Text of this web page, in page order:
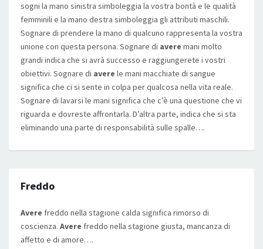
sogni la mano sinistra simboleggia la vostra bontà e le qualità
femminili e la mano destra simboleggia gli attributi maschili.
Sognare di prendere la mano di qualcuno rappresenta la vostra
unione con questa persona. Sognare di avere mani molto
grandi indica che si avrà successo e raggiungerete i vostri
obiettivi. Sognare di avere le mani macchiate di sangue
significa che ci si sente in colpa per qualcosa nella vita reale.
Sognare di lavarsi le mani significa che c’è una questione che vi
riguarda e dovreste affrontarla. D’altra parte, indica che si sta
eliminando una parte di responsabilità sulle spalle….
Freddo
Avere freddo nella stagione calda significa rimorso di
coscienza. Avere freddo nella stagione giusta, mancanza di
affetto e di amore….